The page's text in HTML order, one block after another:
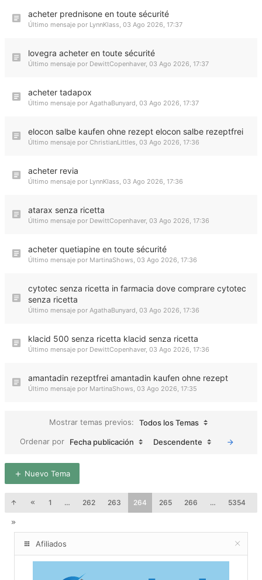
acheter prednisone en toute sécurité
Último mensaje por LynnKlass, 03 Ago 2026, 17:37
lovegra acheter en toute sécurité
Último mensaje por DewittCopenhaver, 03 Ago 2026, 17:37
acheter tadapox
Último mensaje por AgathaBunyard, 03 Ago 2026, 17:37
elocon salbe kaufen ohne rezept elocon salbe rezeptfrei
Último mensaje por ChristianLittles, 03 Ago 2026, 17:36
acheter revia
Último mensaje por LynnKlass, 03 Ago 2026, 17:36
atarax senza ricetta
Último mensaje por DewittCopenhaver, 03 Ago 2026, 17:36
acheter quetiapine en toute sécurité
Último mensaje por MartinaShows, 03 Ago 2026, 17:36
cytotec senza ricetta in farmacia dove comprare cytotec
senza ricetta
Último mensaje por AgathaBunyard, 03 Ago 2026, 17:36
klacid 500 senza ricetta klacid senza ricetta
Último mensaje por DewittCopenhaver, 03 Ago 2026, 17:36
amantadin rezeptfrei amantadin kaufen ohne rezept
Último mensaje por MartinaShows, 03 Ago 2026, 17:35
Mostrar temas previos:
Todos los Temas
Ordenar por
Fecha publicación Descendente
Nuevo Tema
1 … 262 263 264 265 266 … 5354
Afiliados